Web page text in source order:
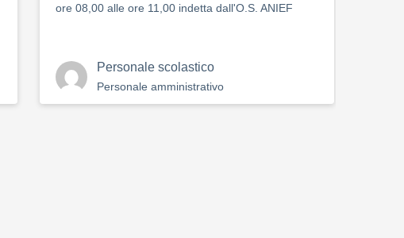
ore 08,00 alle ore 11,00 indetta dall'O.S. ANIEF
Personale scolastico
Personale amministrativo